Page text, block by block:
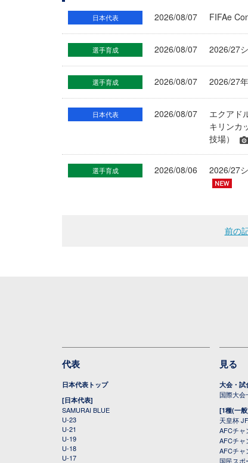
日本代表 2026/08/07 FIFAe
選手育成 2026/08/07 2026/27
選手育成 2026/08/07 2026/27
日本代表 2026/08/07
エクアド
キリンカ
技場）
選手育成 2026/08/06 2026/27
前の
代表
日本代表トップ
[日本代表]
SAMURAI BLUE
U-23
U-21
U-19
U-18
U-17
見る
大会・試
国際大会
[1種(一
天皇杯
AFCチャ
AFCチャ
AFCチャ
国民スポ